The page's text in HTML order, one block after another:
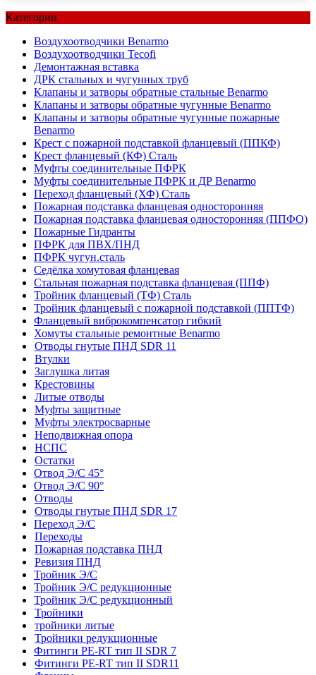
Категории
Воздухоотводчики Benarmo
Воздухоотводчики Tecofi
Демонтажная вставка
ДРК стальных и чугунных труб
Клапаны и затворы обратные стальные Benarmo
Клапаны и затворы обратные чугунные Benarmo
Клапаны и затворы обратные чугунные пожарные
Benarmo
Крест с пожарной подставкой фланцевый (ППКФ)
Крест фланцевый (КФ) Сталь
Муфты соединительные ПФРК
Муфты соединительные ПФРК и ДР Benarmo
Переход фланцевый (ХФ) Сталь
Пожарная подставка фланцевая односторонняя
Пожарная подставка фланцевая односторонняя (ППФО)
Пожарные Гидранты
ПФРК для ПВХ/ПНД
ПФРК чугун.сталь
Седёлка хомутовая фланцевая
Стальная пожарная подставка фланцевая (ППФ)
Тройник фланцевый (ТФ) Сталь
Тройник фланцевый с пожарной подставкой (ППТФ)
Фланцевый виброкомпенсатор гибкий
Хомуты стальные ремонтные Benarmo
Отводы гнутые ПНД SDR 11
Втулки
Заглушка литая
Крестовины
Литые отводы
Муфты защитные
Муфты электросварные
Неподвижная опора
НСПС
Остатки
Отвод Э/С 45°
Отвод Э/С 90°
Отводы
Отводы гнутые ПНД SDR 17
Переход Э/С
Переходы
Пожарная подставка ПНД
Ревизия ПНД
Тройник Э/С
Тройник Э/С редукционные
Тройник Э/С редукционный
Тройники
тройники литые
Тройники редукционные
Фитинги PE-RT тип II SDR 7
Фитинги PE-RT тип II SDR11